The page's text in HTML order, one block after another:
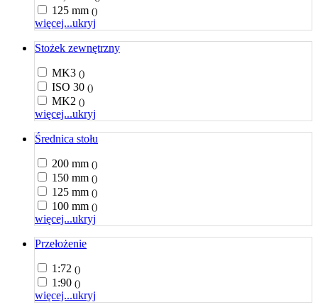
125 mm ()
więcej...ukryj
Stożek zewnętrzny
MK3 ()
ISO 30 ()
MK2 ()
więcej...ukryj
Średnica stołu
200 mm ()
150 mm ()
125 mm ()
100 mm ()
więcej...ukryj
Przełożenie
1:72 ()
1:90 ()
więcej...ukryj